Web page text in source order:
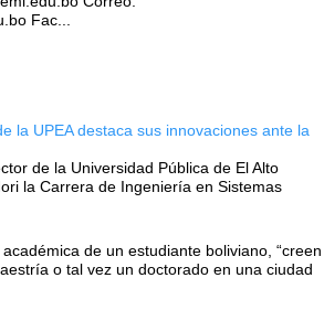
Fac...
la UPEA destaca sus innovaciones ante la
de la Universidad Pública de El Alto
la Carrera de Ingeniería en Sistemas
de un estudiante boliviano, “creen
o tal vez un doctorado en una ciudad